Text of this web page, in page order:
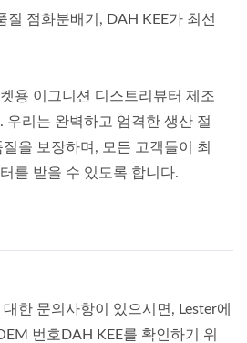
질 점화분배기, DAH KEE가 최선
용 이그니션 디스트리뷰터 제조
우리는 완벽하고 엄격한 생산 절
을 보장하며, 모든 고객들이 최
를 받을 수 있도록 합니다.
한 문의사항이 있으시면, Lester에
번호DAH KEE를 확인하기 위